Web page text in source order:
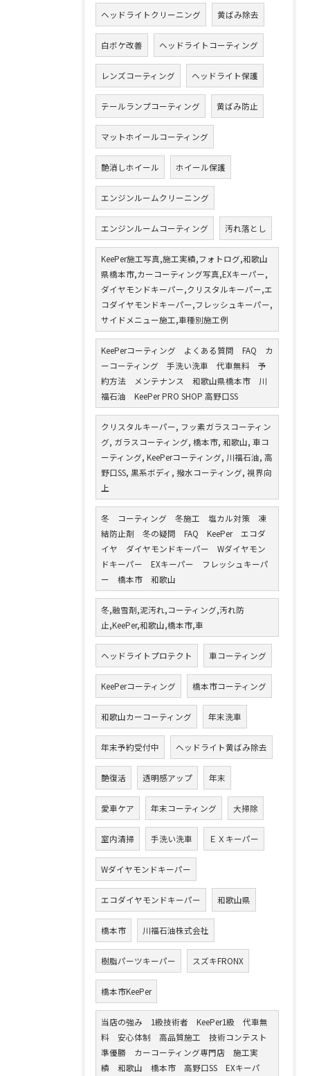
ヘッドライトクリーニング 黄ばみ除去
白ボケ改善 ヘッドライトコーティング
レンズコーティング ヘッドライト保護
テールランプコーティング 黄ばみ防止
マットホイールコーティング
艶消しホイール ホイール保護
エンジンルームクリーニング
エンジンルームコーティング 汚れ落とし
KeePer施工写真,施工実績,フォトログ,和歌山
県橋本市,カーコーティング写真,EXキーパー,
ダイヤモンドキーパー,クリスタルキーパー,エ
コダイヤモンドキーパー,フレッシュキーパー,
サイドメニュー施工,車種別施工例
KeePerコーティング よくある質問 FAQ カ
ーコーティング 手洗い洗車 代車無料 予
約方法 メンテナンス 和歌山県橋本市 川
福石油 KeePer PRO SHOP 高野口SS
クリスタルキーパー, フッ素ガラスコーティン
グ, ガラスコーティング, 橋本市, 和歌山, 車コ
ーティング, KeePerコーティング, 川福石油, 高
野口SS, 黒系ボディ, 撥水コーティング, 視界向
上
冬 コーティング 冬施工 塩カル対策 凍
結防止剤 冬の疑問 FAQ KeePer エコダ
イヤ ダイヤモンドキーパー Wダイヤモン
ドキーパー EXキーパー フレッシュキーパ
ー 橋本市 和歌山
冬,融雪剤,泥汚れ,コーティング,汚れ防
止,KeePer,和歌山,橋本市,車
ヘッドライトプロテクト 車コーティング
KeePerコーティング 橋本市コーティング
和歌山カーコーティング 年末洗車
年末予約受付中 ヘッドライト黄ばみ除去
艶復活 透明感アップ 年末
愛車ケア 年末コーティング 大掃除
室内清掃 手洗い洗車 ＥＸキーパー
Wダイヤモンドキーパー
エコダイヤモンドキーパー 和歌山県
橋本市 川福石油株式会社
樹脂パーツキーパー スズキFRONX
橋本市KeePer
当店の強み 1級技術者 KeePer1級 代車無
料 安心体制 高品質施工 技術コンテスト
準優勝 カーコーティング専門店 施工実
績 和歌山 橋本市 高野口SS EXキーパ